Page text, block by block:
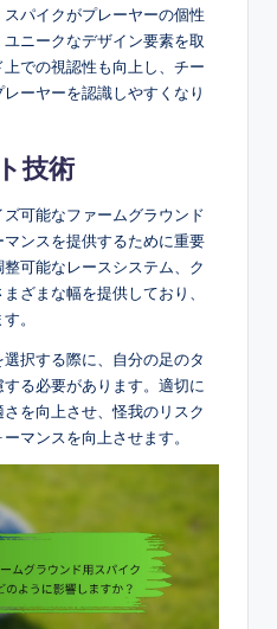
パイクがプレーヤーの個性
ニークなデザイン要素を取
での視認性も向上し、チー
ーヤーを認識しやすくなり
技術
可能なファームグラウンド
ンスを提供するために重要
可能なレースシステム、ク
ざまな幅を提供しており、
。
択する際に、自分の足のタ
る必要があります。適切に
を向上させ、怪我のリスク
マンスを向上させます。